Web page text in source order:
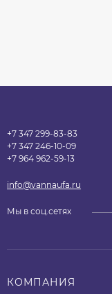
+7 347 299-83-83
+7 347 246-10-09
+7 964 962-59-13
info@vannaufa.ru
Мы в соц.сетях
КОМПАНИЯ